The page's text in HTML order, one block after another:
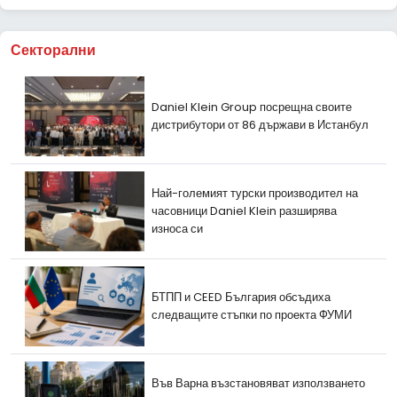
Секторални
Daniel Klein Group посрещна своите
дистрибутори от 86 държави в Истанбул
Най-големият турски производител на
часовници Daniel Klein разширява
износа си
БТПП и CEED България обсъдиха
следващите стъпки по проекта ФУМИ
Във Варна възстановяват използването